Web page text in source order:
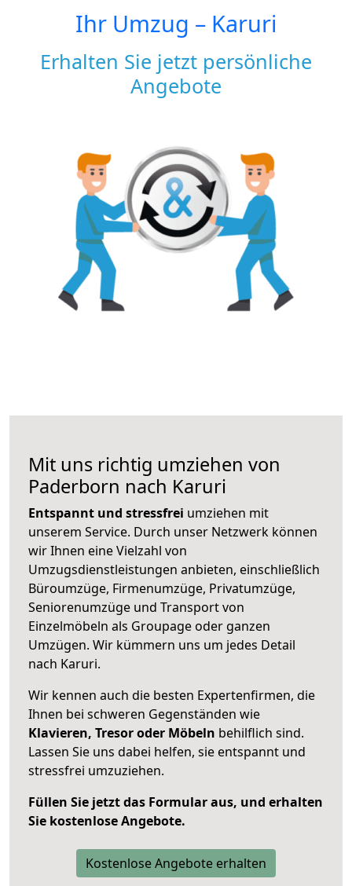
Ihr Umzug – Karuri
Erhalten Sie jetzt persönliche
Angebote
Mit uns richtig umziehen von
Paderborn nach Karuri
Entspannt und stressfrei umziehen mit
unserem Service. Durch unser Netzwerk können
wir Ihnen eine Vielzahl von
Umzugsdienstleistungen anbieten, einschließlich
Büroumzüge, Firmenumzüge, Privatumzüge,
Seniorenumzüge und Transport von
Einzelmöbeln als Groupage oder ganzen
Umzügen. Wir kümmern uns um jedes Detail
nach Karuri.
Wir kennen auch die besten Expertenfirmen, die
Ihnen bei schweren Gegenständen wie
Klavieren, Tresor oder Möbeln behilflich sind.
Lassen Sie uns dabei helfen, sie entspannt und
stressfrei umzuziehen.
Füllen Sie jetzt das Formular aus, und erhalten
Sie kostenlose Angebote.
Kostenlose Angebote erhalten